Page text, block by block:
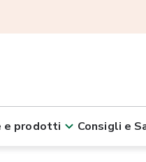
e prodotti Consigli e